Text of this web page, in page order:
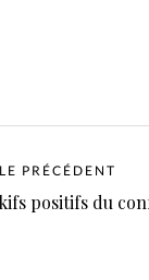
PRÉCÉDENT
positifs du